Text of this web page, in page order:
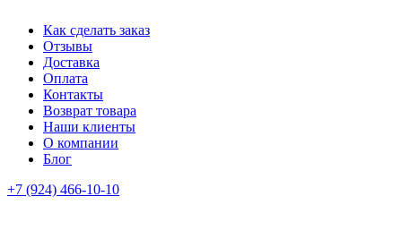
Как сделать заказ
Отзывы
Доставка
Оплата
Контакты
Возврат товара
Наши клиенты
О компании
Блог
+7 (924) 466-10-10